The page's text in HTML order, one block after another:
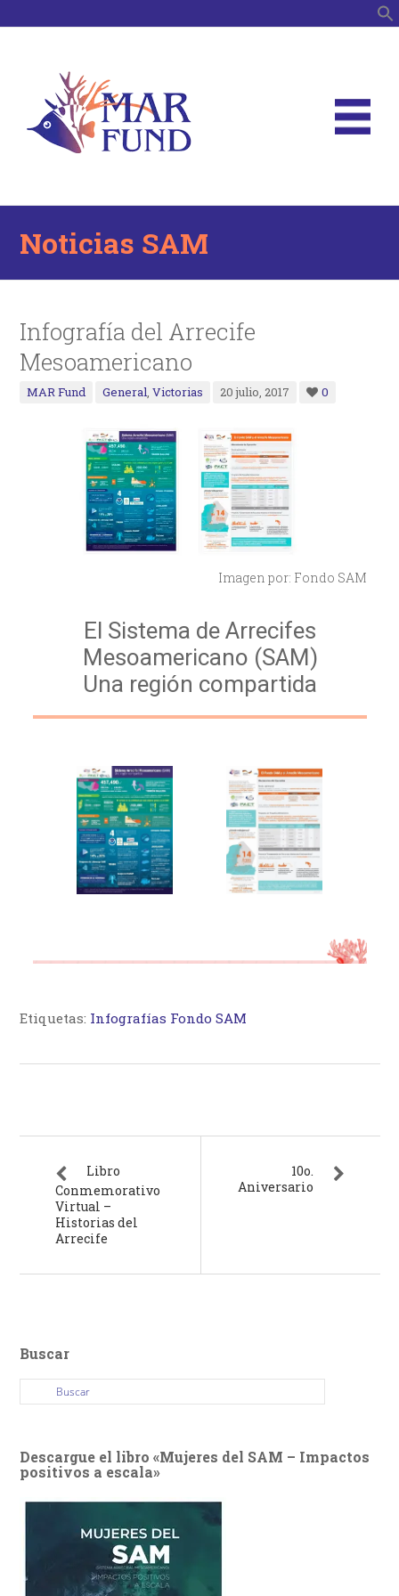
Noticias SAM
Infografía del Arrecife
Mesoamericano
MAR Fund General,Victorias 20 julio, 2017 0
Imagen por: Fondo SAM
El Sistema de Arrecifes
Mesoamericano (SAM)
Una región compartida
Etiquetas: Infografías Fondo SAM
Libro
Conmemorativo
Virtual –
Historias del
Arrecife
10o.
Aniversario
Buscar
Descargue el libro «Mujeres del SAM – Impactos
positivos a escala»